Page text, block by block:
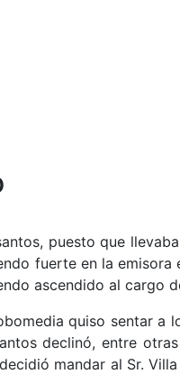
puesto que
fuerte en la
ascendido al cargo
quiso sentar
declinó, entre
mandar al Sr.